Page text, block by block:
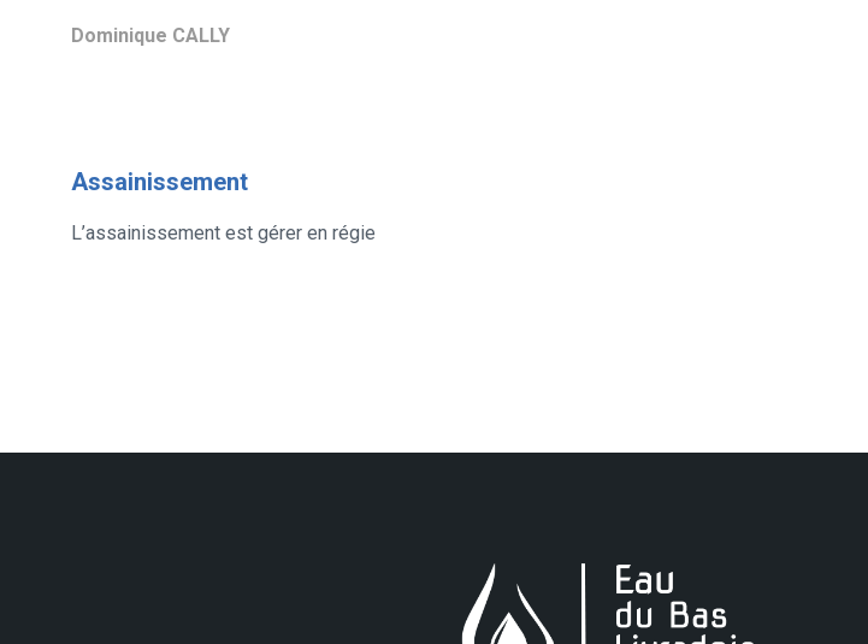
Dominique CALLY
Assainissement
L’assainissement est gérer en régie